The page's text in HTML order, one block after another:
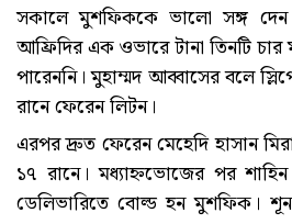
সকালে মুশফিককে ভালো সঙ্গ দেন
আফ্রিদির এক ওভারে টানা তিনটি
পারেননি। মুহাম্মদ আব্বাসের বলে
রানে ফেরেন লিটন।
এরপর দ্রুত ফেরেন মেহেদি হাসান
১৭ রানে। মধ্যাহ্নভোজের পর
ডেলিভারিতে বোল্ড হন মুশফিক।